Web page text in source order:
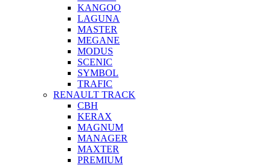
KANGOO
LAGUNA
MASTER
MEGANE
MODUS
SCENIC
SYMBOL
TRAFIC
RENAULT TRACK
CBH
KERAX
MAGNUM
MANAGER
MAXTER
PREMIUM